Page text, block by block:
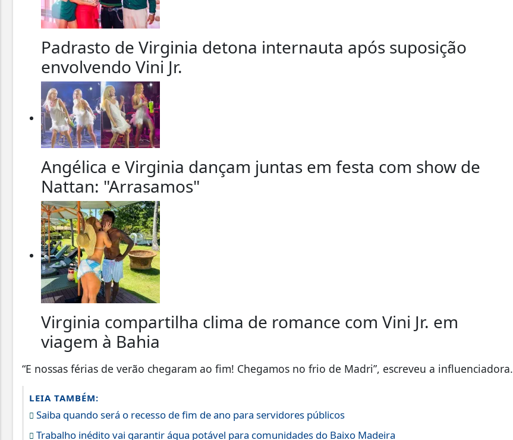
Padrasto de Virginia detona internauta após suposição
envolvendo Vini Jr.
Angélica e Virginia dançam juntas em festa com show de
Nattan: "Arrasamos"
Virginia compartilha clima de romance com Vini Jr. em
viagem à Bahia
“E nossas férias de verão chegaram ao fim! Chegamos no frio de Madri”, escreveu a influenciadora.
LEIA TAMBÉM:
Saiba quando será o recesso de fim de ano para servidores públicos
Trabalho inédito vai garantir água potável para comunidades do Baixo Madeira